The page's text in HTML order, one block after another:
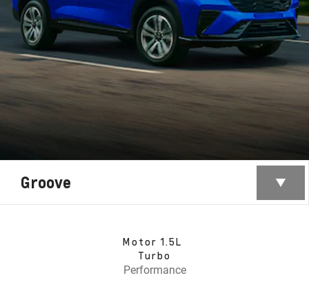
Groove
Motor 1.5L
Turbo
Performance